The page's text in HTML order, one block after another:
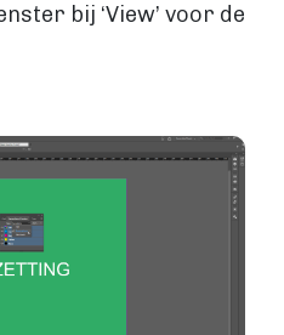
bij ‘View’ voor de